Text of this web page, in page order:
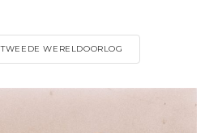
TWEEDE WERELDOORLOG